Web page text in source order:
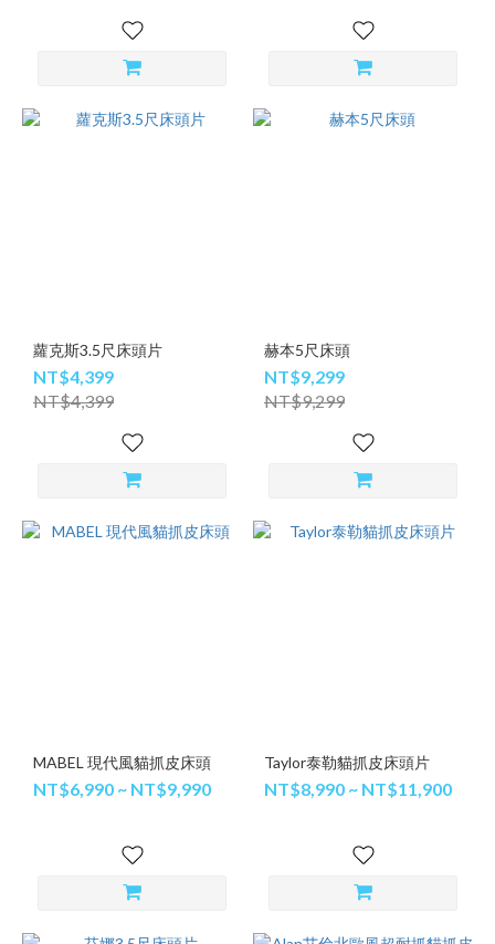
蘿克斯3.5尺床頭片
NT$4,399
NT$4,399
赫本5尺床頭
NT$9,299
NT$9,299
MABEL 現代風貓抓皮床頭
NT$6,990 ~ NT$9,990
Taylor泰勒貓抓皮床頭片
NT$8,990 ~ NT$11,900